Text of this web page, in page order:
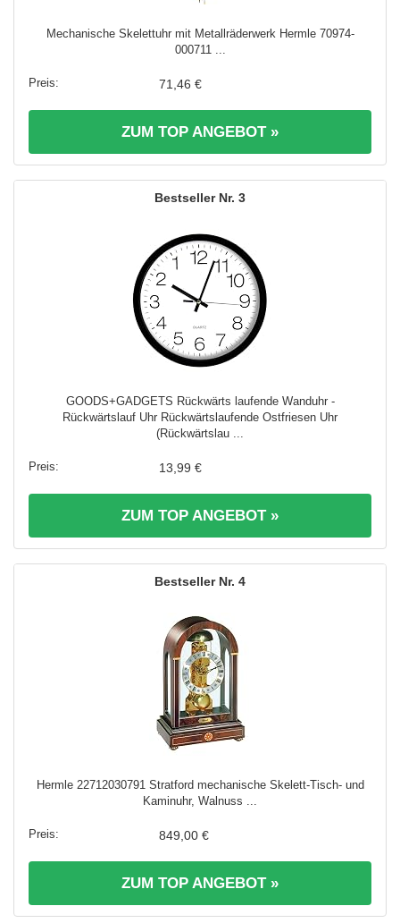
Mechanische Skelettuhr mit Metallräderwerk Hermle 70974-
000711 ...
71,46 €
ZUM TOP ANGEBOT »
3
GOODS+GADGETS Rückwärts laufende Wanduhr -
Rückwärtslauf Uhr Rückwärtslaufende Ostfriesen Uhr
(Rückwärtslau ...
13,99 €
ZUM TOP ANGEBOT »
4
Hermle 22712030791 Stratford mechanische Skelett-Tisch- und
Kaminuhr, Walnuss ...
849,00 €
ZUM TOP ANGEBOT »